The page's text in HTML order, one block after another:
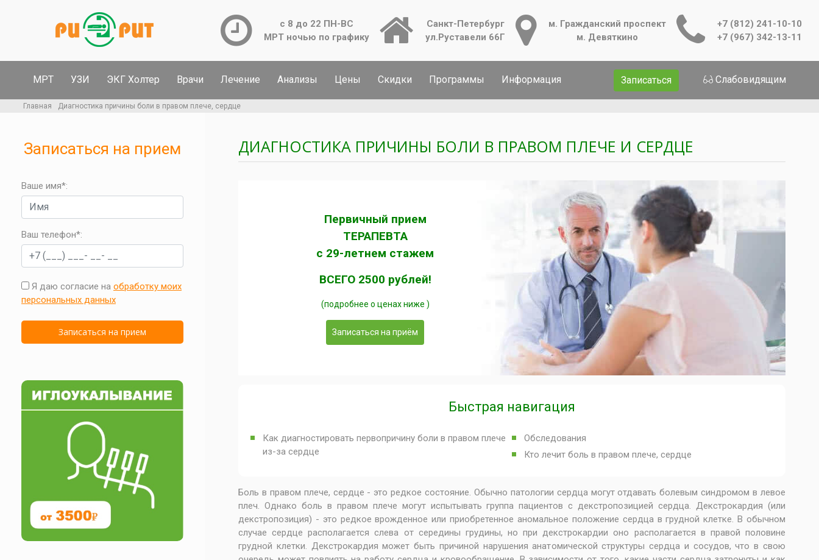
с 8 до 22 ПН-ВС
МРТ ночью по графику
Санкт-Петербург
ул.Руставели 66Г
м. Гражданский проспект
м. Девяткино
+7 (812) 241-10-10
+7 (967) 342-13-11
МРТ УЗИ ЭКГ Холтер Врачи Лечение Анализы Цены Скидки Программы Информация Записаться Слабовидящим
Главная Диагностика причины боли в правом плече, сердце
Записаться на прием
Ваше имя*:
Ваш телефон*:
Я даю согласие на обработку моих
персональных данных
ДИАГНОСТИКА ПРИЧИНЫ БОЛИ В ПРАВОМ ПЛЕЧЕ И СЕРДЦЕ
Первичный прием
ТЕРАПЕВТА
с 29-летнем стажем
ВСЕГО 2500 рублей!
(подробнее о ценах ниже )
Записаться на приём
Быстрая навигация
Как диагностировать первопричину боли в правом плече
из-за сердце
Обследования
Кто лечит боль в правом плече, сердце
Боль в правом плече, сердце - это редкое состояние. Обычно патологии сердца могут отдавать болевым синдромом в левое
плеч. Однако боль в правом плече могут испытывать группа пациентов с декстропозицией сердца. Декстрокардия (или
декстропозиция) - это редкое врожденное или приобретенное аномальное положение сердца в грудной клетке. В обычном
случае сердце располагается слева от середины грудины, но при декстрокардии оно располагается в правой половине
грудной клетки. Декстрокардия может быть причиной нарушения анатомической структуры сердца и сосудов, что в свою